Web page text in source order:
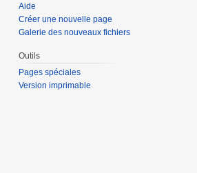
Aide
Créer une nouvelle page
Galerie des nouveaux fichiers
Outils
Pages spéciales
Version imprimable